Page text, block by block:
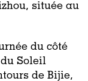
située au
du côté
Soleil
de Bijie,